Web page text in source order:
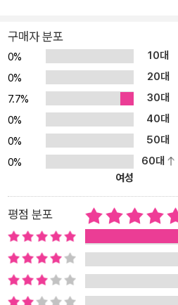
구매자 분포
0% 10대
0%
20대
7.7%
30대
0%
40대
0%
50대
0%
60대
여성
평점 분포